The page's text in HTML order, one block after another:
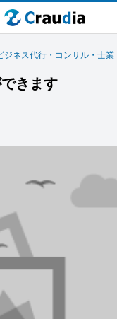
ジネス代行・コンサル・士業
きます